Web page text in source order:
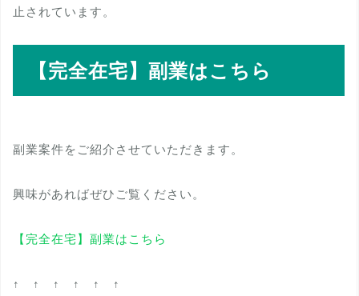
止されています。
【完全在宅】副業はこちら
副業案件をご紹介させていただきます。
興味があればぜひご覧ください。
【完全在宅】副業はこちら
↑ ↑ ↑ ↑ ↑ ↑